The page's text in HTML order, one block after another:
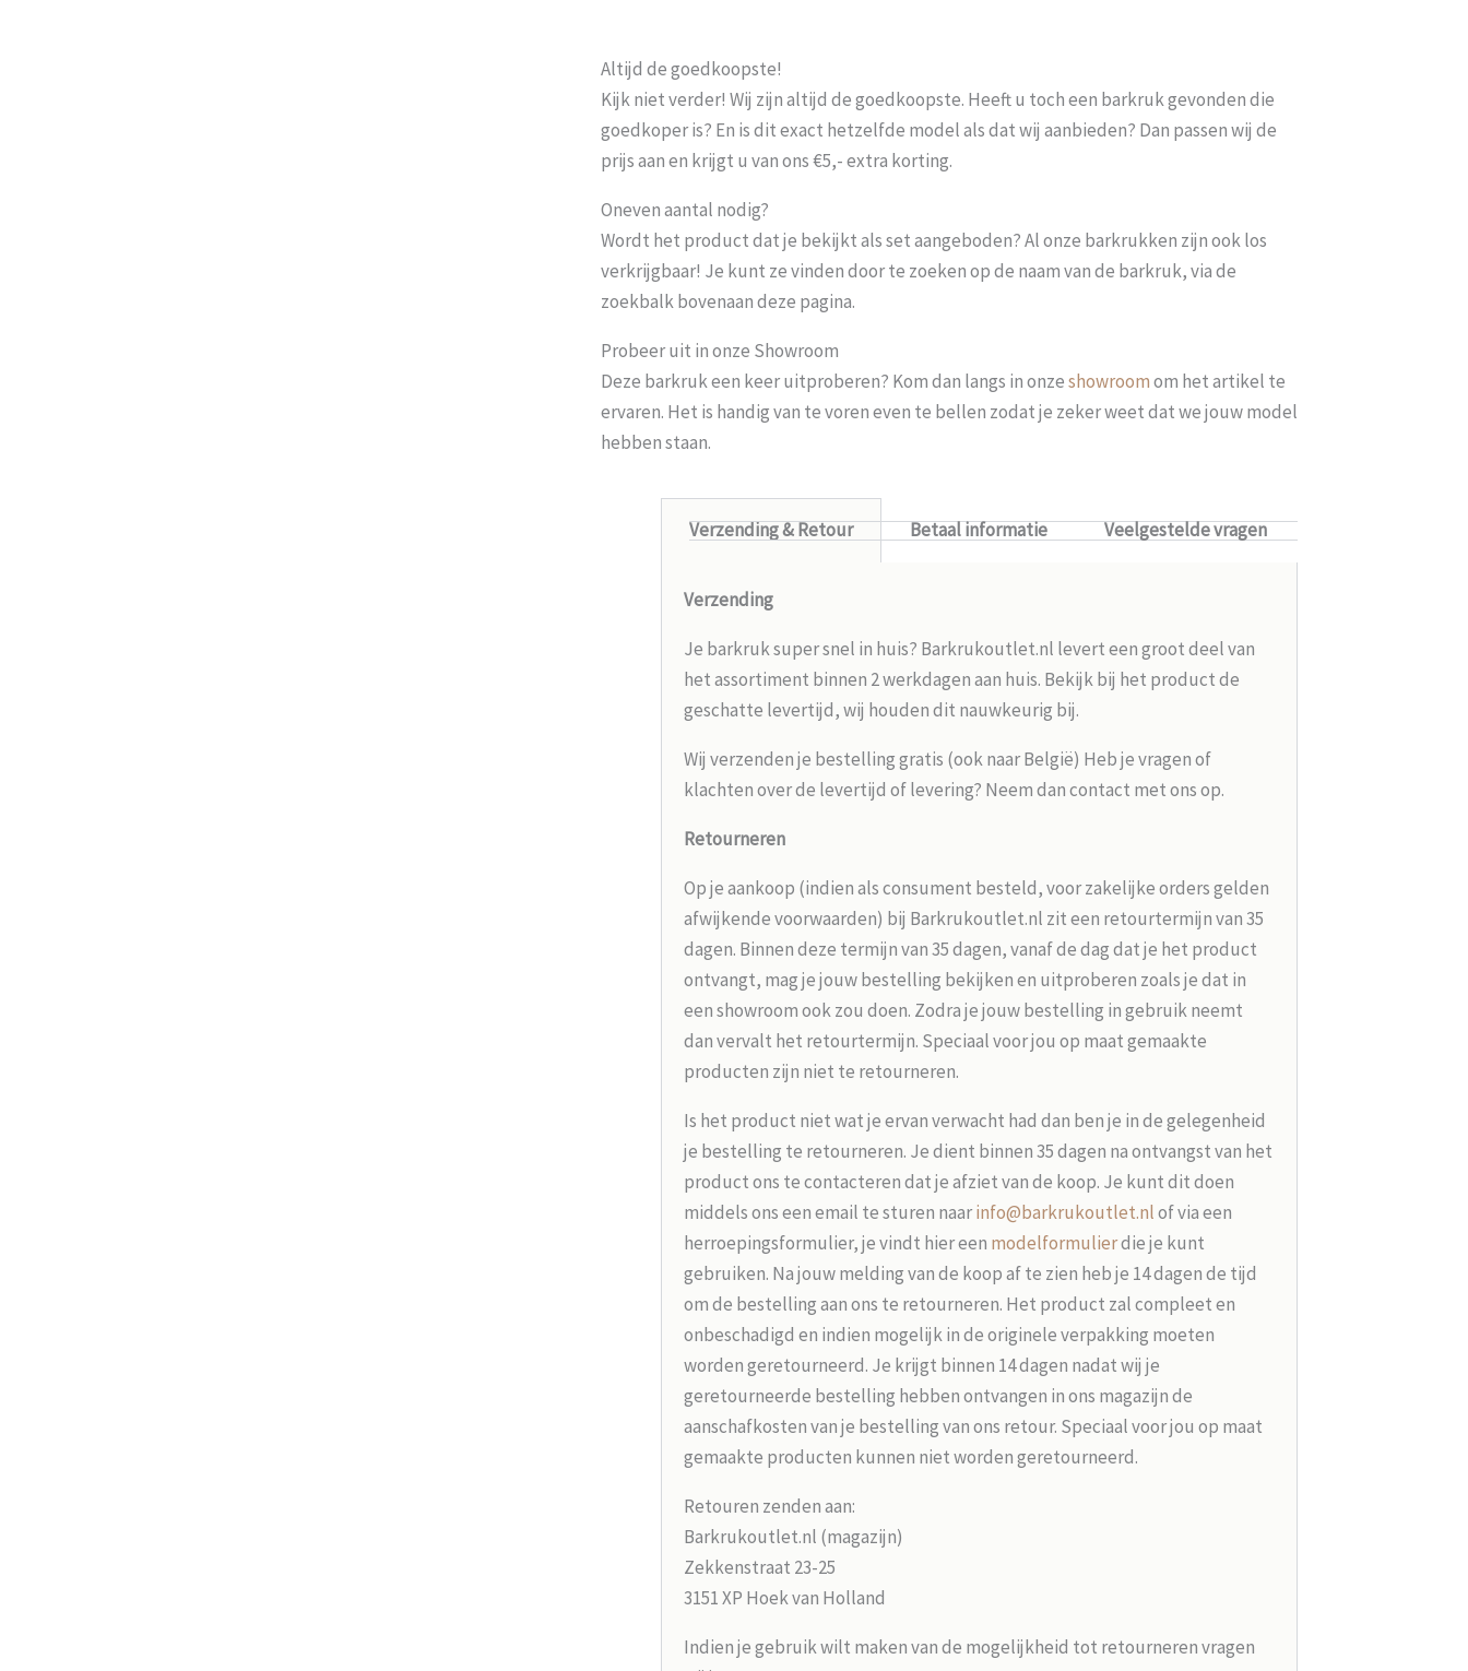
Altijd de goedkoopste!
Kijk niet verder! Wij zijn altijd de goedkoopste. Heeft u toch een barkruk gevonden die
goedkoper is? En is dit exact hetzelfde model als dat wij aanbieden? Dan passen wij de
prijs aan en krijgt u van ons €5,- extra korting.
Oneven aantal nodig?
Wordt het product dat je bekijkt als set aangeboden? Al onze barkrukken zijn ook los
verkrijgbaar! Je kunt ze vinden door te zoeken op de naam van de barkruk, via de
zoekbalk bovenaan deze pagina.
Probeer uit in onze Showroom
Deze barkruk een keer uitproberen? Kom dan langs in onzeshowroomom het artikel te
ervaren. Het is handig van te voren even te bellen zodat je zeker weet dat we jouw model
hebben staan.
Verzending & Retour Betaal informatie Veelgestelde vragen
Verzending
Je barkruk super snel in huis? Barkrukoutlet.nl levert een groot deel van
het assortiment binnen 2 werkdagen aan huis. Bekijk bij het product de
geschatte levertijd, wij houden dit nauwkeurig bij.
Wij verzenden je bestelling gratis (ook naar België) Heb je vragen of
klachten over de levertijd of levering? Neem dan contact met ons op.
Retourneren
Op je aankoop (indien als consument besteld, voor zakelijke orders gelden
afwijkende voorwaarden) bij Barkrukoutlet.nl zit een retourtermijn van 35
dagen. Binnen deze termijn van 35 dagen, vanaf de dag dat je het product
ontvangt, mag je jouw bestelling bekijken en uitproberen zoals je dat in
een showroom ook zou doen. Zodra je jouw bestelling in gebruik neemt
dan vervalt het retourtermijn. Speciaal voor jou op maat gemaakte
producten zijn niet te retourneren.
Is het product niet wat je ervan verwacht had dan ben je in de gelegenheid
je bestelling te retourneren. Je dient binnen 35 dagen na ontvangst van het
product ons te contacteren dat je afziet van de koop. Je kunt dit doen
middels ons een email te sturen naarinfo@barkrukoutlet.nlof via een
herroepingsformulier, je vindt hier een modelformulierdie je kunt
gebruiken. Na jouw melding van de koop af te zien heb je 14 dagen de tijd
om de bestelling aan ons te retourneren. Het product zal compleet en
onbeschadigd en indien mogelijk in de originele verpakking moeten
worden geretourneerd. Je krijgt binnen 14 dagen nadat wij je
geretourneerde bestelling hebben ontvangen in ons magazijn de
aanschafkosten van je bestelling van ons retour. Speciaal voor jou op maat
gemaakte producten kunnen niet worden geretourneerd.
Retouren zenden aan:
Barkrukoutlet.nl (magazijn)
Zekkenstraat 23-25
3151 XP Hoek van Holland
Indien je gebruik wilt maken van de mogelijkheid tot retourneren vragen